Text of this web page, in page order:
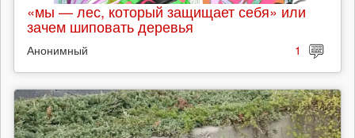
«мы — лес, который защищает себя» или
зачем шиповать деревья
Анонимный 1